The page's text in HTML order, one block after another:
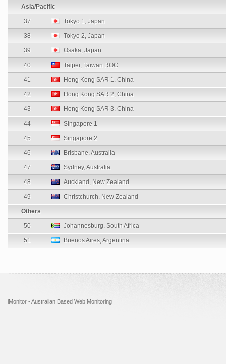
Asia/Pacific
37 Tokyo 1, Japan
38 Tokyo 2, Japan
39 Osaka, Japan
40 Taipei, Taiwan ROC
41 Hong Kong SAR 1, China
42 Hong Kong SAR 2, China
43 Hong Kong SAR 3, China
44 Singapore 1
45 Singapore 2
46 Brisbane, Australia
47 Sydney, Australia
48 Auckland, New Zealand
49 Christchurch, New Zealand
Others
50 Johannesburg, South Africa
51 Buenos Aires, Argentina
iMonitor - Australian Based Web Monitoring